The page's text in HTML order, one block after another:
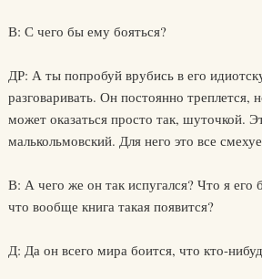
В: С чего бы ему бояться?
ДР: А ты попробуй врубись в его
разговаривать. Он постоянно треплется,
может оказаться просто так, шуточкой.
малькольмовский. Для него это все
В: А чего же он так испугался? Что я его
что вообще книга такая появится?
Д: Да он всего мира боится, что кто-